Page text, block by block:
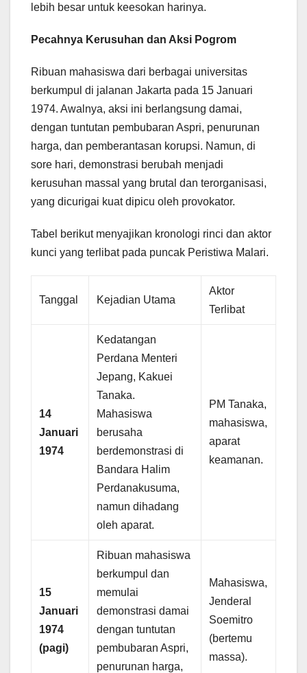
lebih besar untuk keesokan harinya.
Pecahnya Kerusuhan dan Aksi Pogrom
Ribuan mahasiswa dari berbagai universitas
berkumpul di jalanan Jakarta pada 15 Januari
1974. Awalnya, aksi ini berlangsung damai,
dengan tuntutan pembubaran Aspri, penurunan
harga, dan pemberantasan korupsi. Namun, di
sore hari, demonstrasi berubah menjadi
kerusuhan massal yang brutal dan terorganisasi,
yang dicurigai kuat dipicu oleh provokator.
Tabel berikut menyajikan kronologi rinci dan aktor
kunci yang terlibat pada puncak Peristiwa Malari.
Tanggal Kejadian Utama
Aktor
Terlibat
14
Januari
1974
Kedatangan
Perdana Menteri
Jepang, Kakuei
Tanaka.
Mahasiswa
berusaha
berdemonstrasi di
Bandara Halim
Perdanakusuma,
namun dihadang
oleh aparat.
PM Tanaka,
mahasiswa,
aparat
keamanan.
15
Januari
1974
(pagi)
Ribuan mahasiswa
berkumpul dan
memulai
demonstrasi damai
dengan tuntutan
pembubaran Aspri,
penurunan harga,
Mahasiswa,
Jenderal
Soemitro
(bertemu
massa).